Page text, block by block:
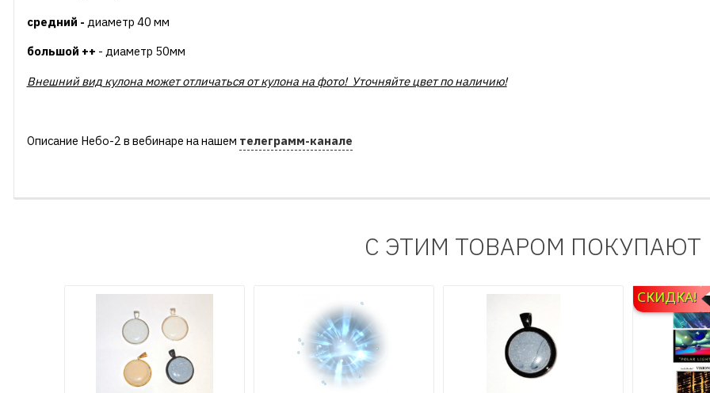
средний - диаметр 40 мм
большой ++ - диаметр 50мм
Внешний вид кулона может отличаться от кулона на фото! Уточняйте цвет по наличию!
Описание Небо-2 в вебинаре на нашем телеграмм-канале
С ЭТИМ ТОВАРОМ ПОКУПАЮТ
СКИДКА!